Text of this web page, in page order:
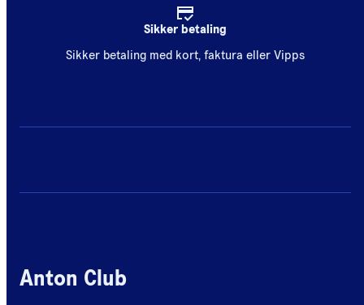
Sikker betaling
Sikker betaling med kort, faktura eller Vipps
Anton Club